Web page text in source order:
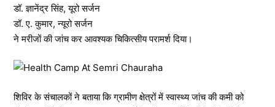
डॉ. ज्ञानेंद्र सिंह, यूरो सर्जन
डॉ. ए. कुमार, न्यूरो सर्जन
ने मरीजों की जांच कर आवश्यक चिकित्सीय परामर्श दिया।
शिविर के संचालकों ने बताया कि ग्रामीण क्षेत्रों में स्वास्थ्य जांच की कमी को